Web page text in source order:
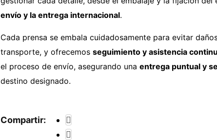
envío y la entrega internacional.
Cada prensa se embala cuidadosamente para evitar
transporte, y ofrecemos seguimiento y asistencia
el proceso de envío, asegurando una entrega puntual y
destino designado.
Compartir: